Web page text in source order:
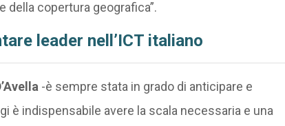
copertura geografica”.
leader nell’ICT italiano
-è sempre stata in grado di anticipare e
è indispensabile avere la scala necessaria e una